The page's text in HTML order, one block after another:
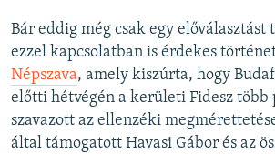
Bár eddig még csak egy
ezzel kapcsolatban is érdekes
Népszava, amely kiszúrta, hogy
előtti hétvégén a kerületi Fidesz több
szavazott az ellenzéki
által támogatott Havasi Gábor és az